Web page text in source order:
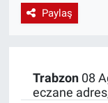
Paylaş
Trabzon08
eczane
EndüstriST
Endüstri 4.0